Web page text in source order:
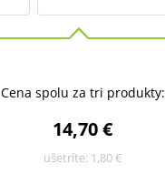
Cena spolu za tri produkty:
14,70 €
ušetríte: 1,80 €